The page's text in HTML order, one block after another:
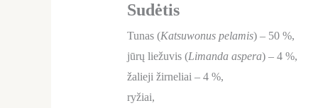
Sudėtis
Tunas (Katsuwonus pelamis) – 50 %,
jūrų liežuvis (Limanda aspera) – 4 %,
žalieji žirneliai – 4 %,
ryžiai,